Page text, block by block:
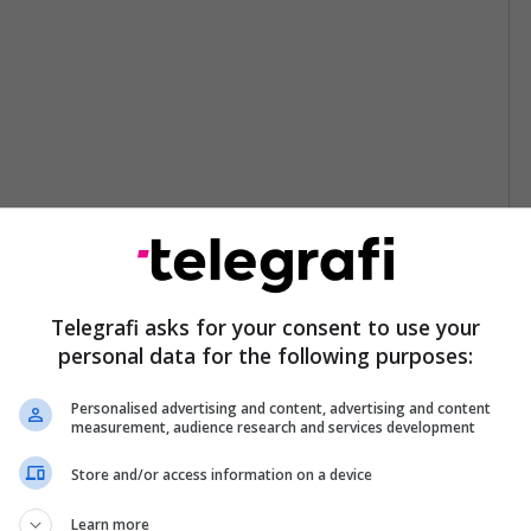
Telegrafi asks for your consent to use your
personal data for the following purposes:
Personalised advertising and content, advertising and content
measurement, audience research and services development
Store and/or access information on a device
Learn more